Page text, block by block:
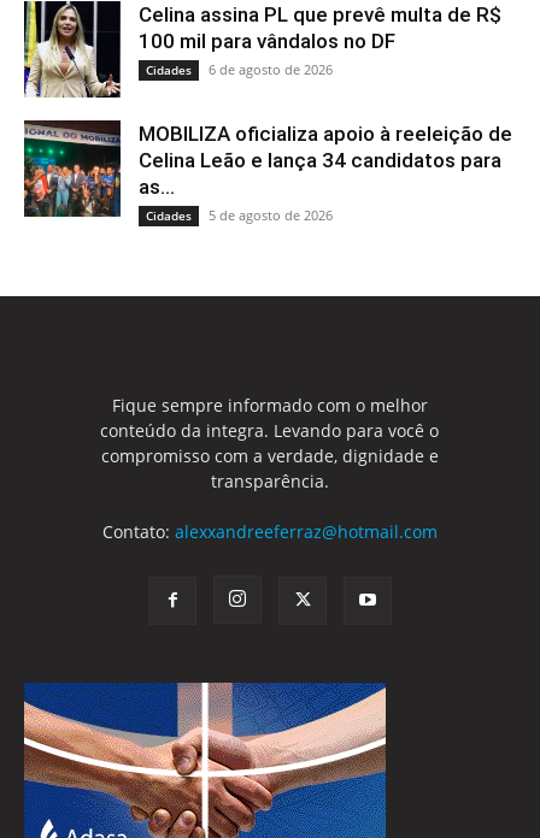
Celina assina PL que prevê multa de R$
100 mil para vândalos no DF
Cidades 6 de agosto de 2026
MOBILIZA oficializa apoio à reeleição de
Celina Leão e lança 34 candidatos para
as...
Cidades 5 de agosto de 2026
Fique sempre informado com o melhor
conteúdo da integra. Levando para você o
compromisso com a verdade, dignidade e
transparência.
Contato: alexxandreeferraz@hotmail.com